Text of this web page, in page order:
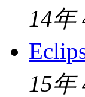
14年
15年